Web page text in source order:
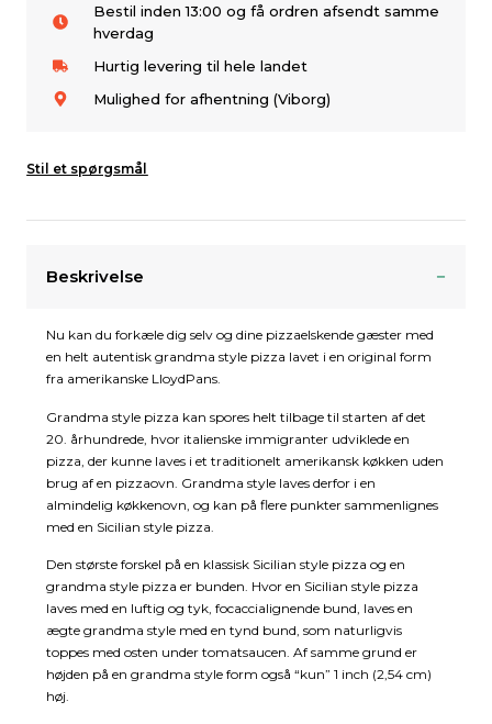
Bestil inden 13:00 og få ordren afsendt samme
hverdag
Hurtig levering til hele landet
Mulighed for afhentning (Viborg)
Stil et spørgsmål
Beskrivelse
Nu kan du forkæle dig selv og dine pizzaelskende gæster med
en helt autentisk grandma style pizza lavet i en original form
fra amerikanske LloydPans.
Grandma style pizza kan spores helt tilbage til starten af det
20. århundrede, hvor italienske immigranter udviklede en
pizza, der kunne laves i et traditionelt amerikansk køkken uden
brug af en pizzaovn. Grandma style laves derfor i en
almindelig køkkenovn, og kan på flere punkter sammenlignes
med en Sicilian style pizza.
Den største forskel på en klassisk Sicilian style pizza og en
grandma style pizza er bunden. Hvor en Sicilian style pizza
laves med en luftig og tyk, focaccialignende bund, laves en
ægte grandma style med en tynd bund, som naturligvis
toppes med osten under tomatsaucen. Af samme grund er
højden på en grandma style form også “kun” 1 inch (2,54 cm)
høj.